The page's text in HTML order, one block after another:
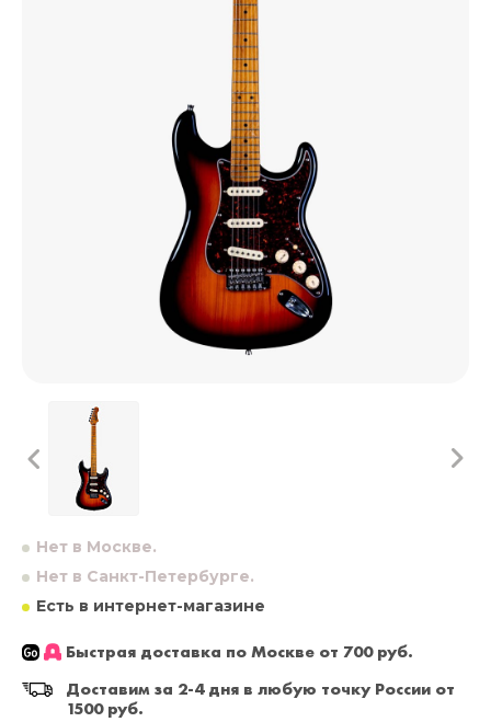
Нет в Москве.
Нет в Санкт-Петербурге.
Есть в интернет-магазине
Быстрая доставка по Москве от 700 руб.
Доставим за 2-4 дня в любую точку России от
1500 руб.